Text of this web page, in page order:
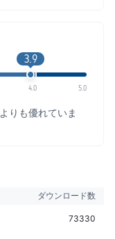
3.9
4.0 5.0
よりも優れていま
ダウンロード数
73330